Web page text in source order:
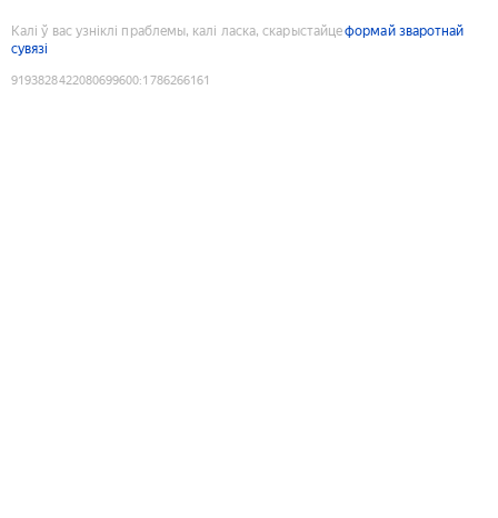
Калі ў вас узніклі праблемы, калі ласка, скарыстайцеформай зваротнай
сувязі
9193828422080699600:1786266161